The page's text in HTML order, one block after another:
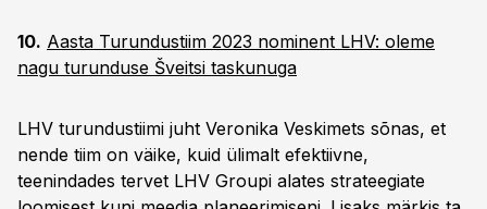
10. Aasta Turundustiim 2023 nominent LHV: oleme
nagu turunduse Šveitsi taskunuga
LHV turundustiimi juht Veronika Veskimets sõnas, et
nende tiim on väike, kuid ülimalt efektiivne,
teenindades tervet LHV Groupi alates strateegiate